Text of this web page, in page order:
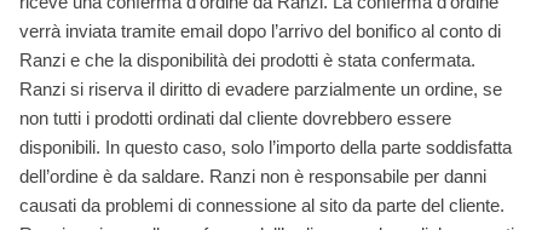
verrà inviata tramite email dopo l’arrivo del bonifico al conto di
Ranzi e che la disponibilità dei prodotti è stata confermata.
Ranzi si riserva il diritto di evadere parzialmente un ordine, se
non tutti i prodotti ordinati dal cliente dovrebbero essere
disponibili. In questo caso, solo l’importo della parte soddisfatta
dell’ordine è da saldare. Ranzi non è responsabile per danni
causati da problemi di connessione al sito da parte del cliente.